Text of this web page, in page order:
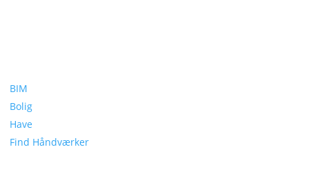
BIM
Bolig
Have
Find Håndværker